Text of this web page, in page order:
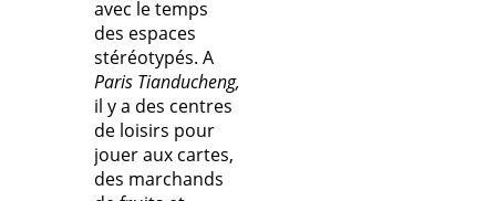
avec le temps
des espaces
stéréotypés. A
Paris Tianducheng,
il y a des centres
de loisirs pour
jouer aux cartes,
des marchands